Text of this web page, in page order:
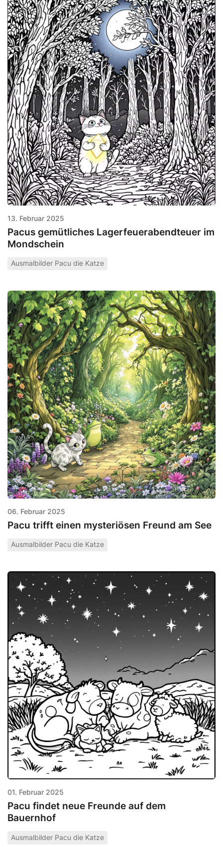
13. Februar 2025
Pacus gemütliches Lagerfeuerabendteuer im
Mondschein
Ausmalbilder Pacu die Katze
06. Februar 2025
Pacu trifft einen mysteriösen Freund am See
Ausmalbilder Pacu die Katze
01. Februar 2025
Pacu findet neue Freunde auf dem
Bauernhof
Ausmalbilder Pacu die Katze